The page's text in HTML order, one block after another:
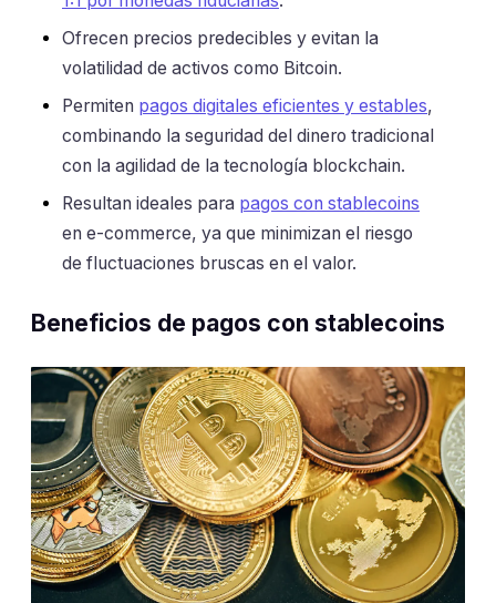
Ofrecen precios predecibles y evitan la
volatilidad de activos como Bitcoin.
Permiten pagos digitales eficientes y estables,
combinando la seguridad del dinero tradicional
con la agilidad de la tecnología blockchain.
Resultan ideales para pagos con stablecoins
en e-commerce, ya que minimizan el riesgo
de fluctuaciones bruscas en el valor.
Beneficios de pagos con stablecoins